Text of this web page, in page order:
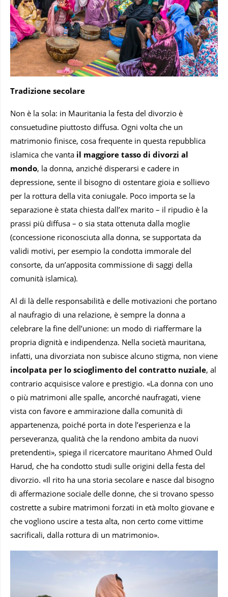
Tradizione secolare
Non è la sola: in Mauritania la festa del divorzio è
consuetudine piuttosto diffusa. Ogni volta che un
matrimonio finisce, cosa frequente in questa repubblica
islamica che vanta il maggiore tasso di divorzi al
mondo, la donna, anziché disperarsi e cadere in
depressione, sente il bisogno di ostentare gioia e sollievo
per la rottura della vita coniugale. Poco importa se la
separazione è stata chiesta dall’ex marito – il ripudio è la
prassi più diffusa – o sia stata ottenuta dalla moglie
(concessione riconosciuta alla donna, se supportata da
validi motivi, per esempio la condotta immorale del
consorte, da un’apposita commissione di saggi della
comunità islamica).
Al di là delle responsabilità e delle motivazioni che portano
al naufragio di una relazione, è sempre la donna a
celebrare la fine dell’unione: un modo di riaffermare la
propria dignità e indipendenza. Nella società mauritana,
infatti, una divorziata non subisce alcuno stigma, non viene
incolpata per lo scioglimento del contratto nuziale, al
contrario acquisisce valore e prestigio. «La donna con uno
o più matrimoni alle spalle, ancorché naufragati, viene
vista con favore e ammirazione dalla comunità di
appartenenza, poiché porta in dote l’esperienza e la
perseveranza, qualità che la rendono ambita da nuovi
pretendenti», spiega il ricercatore mauritano Ahmed Ould
Harud, che ha condotto studi sulle origini della festa del
divorzio. «Il rito ha una storia secolare e nasce dal bisogno
di affermazione sociale delle donne, che si trovano spesso
costrette a subire matrimoni forzati in età molto giovane e
che vogliono uscire a testa alta, non certo come vittime
sacrificali, dalla rottura di un matrimonio».